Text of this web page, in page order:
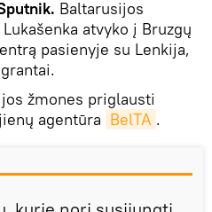
Baltarusijos
atvyko į Bruzgų
pasienyje su Lenkija,
žmones priglausti
agentūra BelTA .